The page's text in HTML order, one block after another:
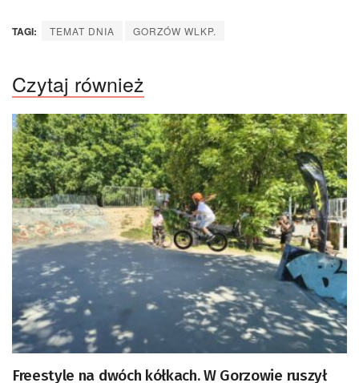
TAGI: TEMAT DNIA GORZÓW WLKP.
Czytaj również
Freestyle na dwóch kółkach. W Gorzowie ruszył